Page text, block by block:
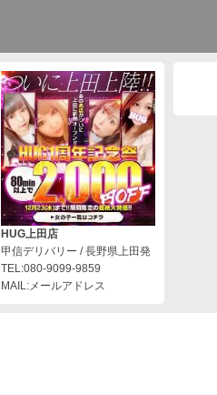
HUG上田店
甲信デリバリー / 長野県上田発
TEL:080-9099-9859
MAIL:メールアドレス